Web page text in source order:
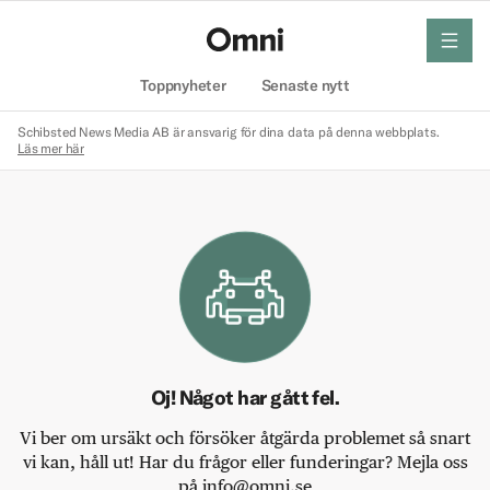
Toppnyheter Senaste nytt
meny
Schibsted News Media AB är ansvarig för dina data på denna webbplats.
Läs mer här
Oj! Något har gått fel.
Vi ber om ursäkt och försöker åtgärda problemet så snart
vi kan, håll ut! Har du frågor eller funderingar? Mejla oss